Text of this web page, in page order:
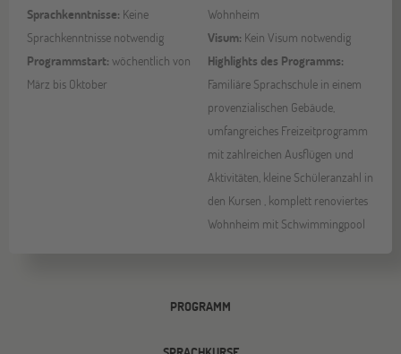
Sprachkenntnisse: Keine
Sprachkenntnisse notwendig
Programmstart: wöchentlich von
März bis Oktober
Wohnheim
Visum: Kein Visum notwendig
Highlights des Programms:
Familiäre Sprachschule in einem
provenzialischen Gebäude,
umfangreiches Freizeitprogramm
mit zahlreichen Ausflügen und
Aktivitäten, kleine Schüleranzahl in
den Kursen , komplett renoviertes
Wohnheim mit Schwimmingpool
PROGRAMM